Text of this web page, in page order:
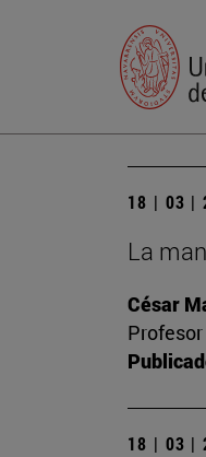
18 | 03 |
La
César
18 | 03 |